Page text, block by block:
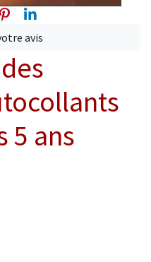
Pinterest
Linkedin
avis
5 ans